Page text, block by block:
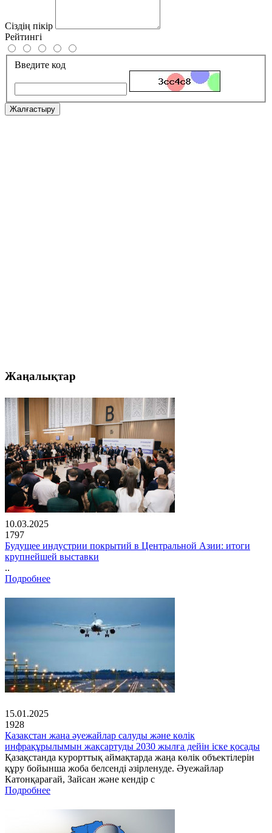
Сіздің пікір
Рейтингі
Введите код
Жалғастыру
Жаңалықтар
10.03.2025
1797
Будущее индустрии покрытий в Центральной Азии: итоги
крупнейшей выставки
..
Подробнее
15.01.2025
1928
Қазақстан жаңа әуежайлар салуды және көлік
инфрақұрылымын жақсартуды 2030 жылға дейін іске қосады
Қазақстанда курорттық аймақтарда жаңа көлік объектілерін
құру бойынша жоба белсенді әзірленуде. Әуежайлар
Катонқарағай, Зайсан және кендір с
Подробнее